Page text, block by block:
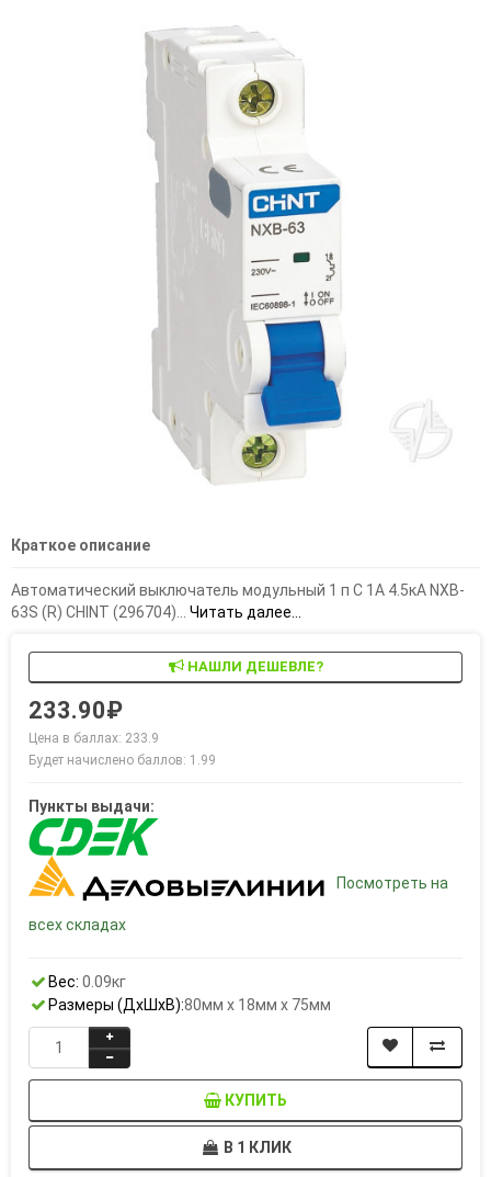
Краткое описание
Автоматический выключатель модульный 1 п C 1А 4.5кА NXB-
63S (R) CHINT (296704)... Читать далее...
НАШЛИ ДЕШЕВЛЕ?
233.90₽
Цена в баллах: 233.9
Будет начислено баллов: 1.99
Пункты выдачи:
Посмотреть на
всех складах
Вес: 0.09кг
Размеры (ДxШxВ):80мм x 18мм x 75мм
КУПИТЬ
В 1 КЛИК